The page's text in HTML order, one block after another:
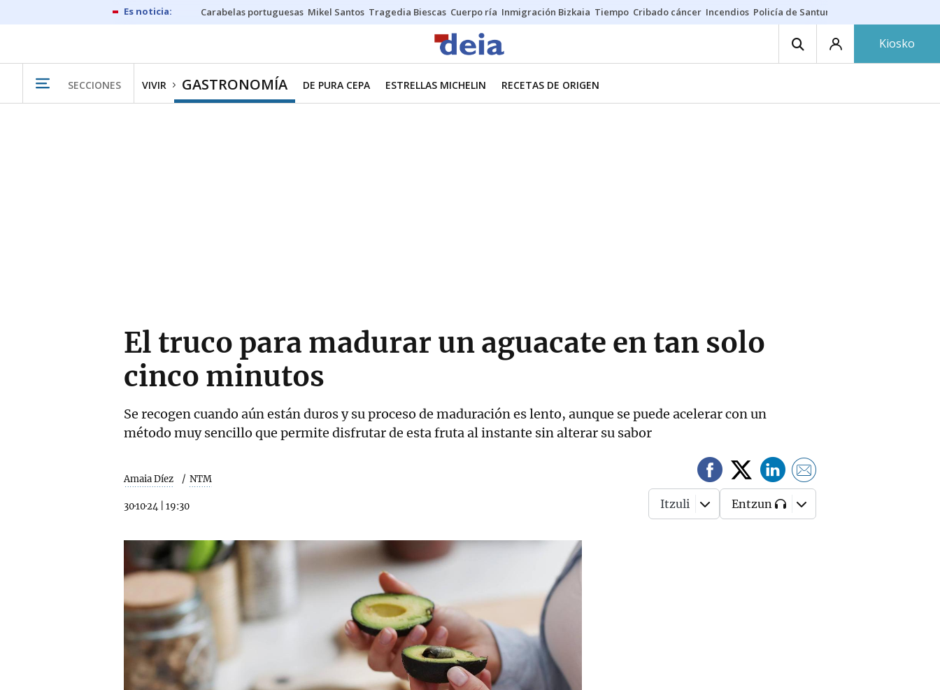
Carabelas portuguesas Mikel Santos Tragedia Biescas Cuerpo ría Inmigración Bizkaia Tiempo Cribado cáncer Incendios Policía de Santurtzi
Kiosko
SECCIONES VIVIR GASTRONOMÍA DE PURA CEPA ESTRELLAS MICHELIN RECETAS DE ORIGEN
El truco para madurar un aguacate en tan solo
cinco minutos
Se recogen cuando aún están duros y su proceso de maduración es lento, aunque se puede acelerar con un
método muy sencillo que permite disfrutar de esta fruta al instante sin alterar su sabor
Amaia Díez NTM
30·10·24 19:30 Itzuli Entzun